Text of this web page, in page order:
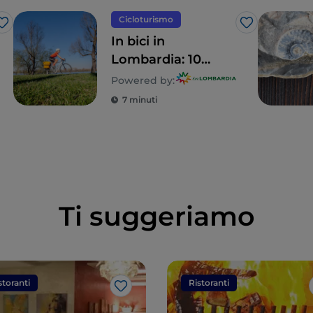
Like
Cicloturismo
Like
In bici in
Lombardia: 10
itinerari in famiglia
Powered by:
7 minuti
Ti suggeriamo
Like
Ristoranti